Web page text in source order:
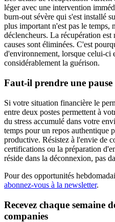
léger avec une intervention
burn-out sévère qui s'est installé
plus important n'est pas le temps,
déclencheurs. La récupération
causes sont éliminées. C'est
d'environnement, lorsque celui-ci
considérablement la guérison.
Faut-il prendre une pause
Si votre situation financière le
entre deux postes permettent à
du stress accumulé dans votre
temps pour un repos authentique
productive. Résistez à l'envie de
certifications ou la préparation
réside dans la déconnexion, pas
Pour des opportunités
abonnez-vous à la newsletter.
Recevez chaque semaine
companies